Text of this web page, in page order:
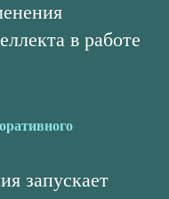
в работе
запускает